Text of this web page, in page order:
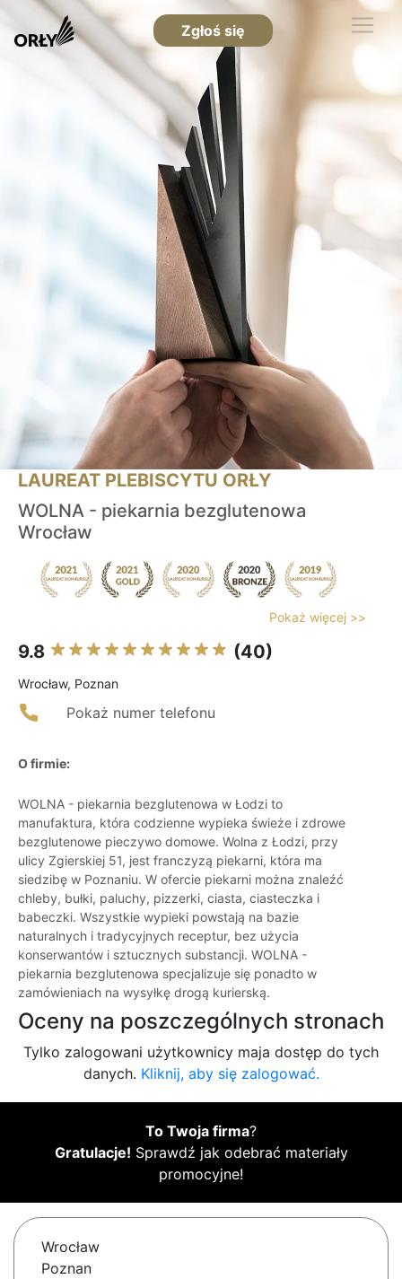
Zgłoś się
LAUREAT PLEBISCYTU ORŁY
WOLNA - piekarnia bezglutenowa
Wrocław
Pokaż więcej >>
9.8 (40)
Wrocław, Poznan
Pokaż numer telefonu
O firmie:
WOLNA - piekarnia bezglutenowa w Łodzi to
manufaktura, która codzienne wypieka świeże i zdrowe
bezglutenowe pieczywo domowe. Wolna z Łodzi, przy
ulicy Zgierskiej 51, jest franczyzą piekarni, która ma
siedzibę w Poznaniu. W ofercie piekarni można znaleźć
chleby, bułki, paluchy, pizzerki, ciasta, ciasteczka i
babeczki. Wszystkie wypieki powstają na bazie
naturalnych i tradycyjnych receptur, bez użycia
konserwantów i sztucznych substancji. WOLNA -
piekarnia bezglutenowa specjalizuje się ponadto w
zamówieniach na wysyłkę drogą kurierską.
Oceny na poszczególnych stronach
Tylko zalogowani użytkownicy maja dostęp do tych
danych. Kliknij, aby się zalogować.
To Twoja firma?
Gratulacje! Sprawdź jak odebrać materiały
promocyjne!
Wrocław
Poznan